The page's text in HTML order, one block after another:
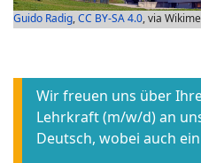
Guido Radig,CC BY-SA 4.0, via
Wir freuen uns über
Lehrkraft (m/w/d) an
Deutsch, wobei auch